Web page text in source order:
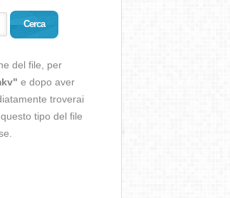
Cerca
del file, per
e dopo aver
troverai
tipo del file